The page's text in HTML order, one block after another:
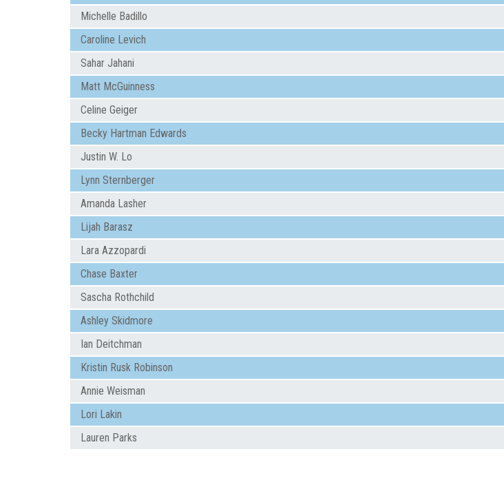
Michelle Badillo
Caroline Levich
Sahar Jahani
Matt McGuinness
Celine Geiger
Becky Hartman Edwards
Justin W. Lo
Lynn Sternberger
Amanda Lasher
Lijah Barasz
Lara Azzopardi
Chase Baxter
Sascha Rothchild
Ashley Skidmore
Ian Deitchman
Kristin Rusk Robinson
Annie Weisman
Lori Lakin
Lauren Parks